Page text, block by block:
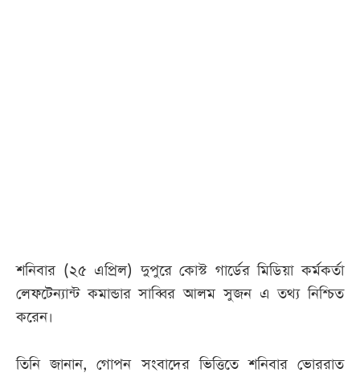
শনিবার (২৫ এপ্রিল) দুপুরে কোস্ট গার্ডের মিডিয়া কর্মকর্তা
লেফটেন্যান্ট কমান্ডার সাব্বির আলম সুজন এ তথ্য নিশ্চিত
করেন।
তিনি জানান, গোপন সংবাদের ভিত্তিতে শনিবার ভোররাত